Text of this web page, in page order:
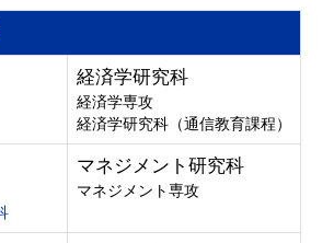
経済学研究科
経済学専攻
経済学研究科（通信教育課程）
マネジメント研究科
マネジメント専攻